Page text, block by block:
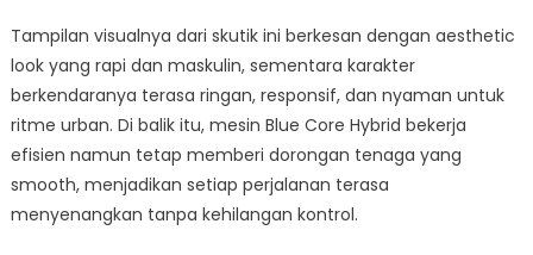
Tampilan visualnya dari skutik ini berkesan dengan aesthetic
look yang rapi dan maskulin, sementara karakter
berkendaranya terasa ringan, responsif, dan nyaman untuk
ritme urban. Di balik itu, mesin Blue Core Hybrid bekerja
efisien namun tetap memberi dorongan tenaga yang
smooth, menjadikan setiap perjalanan terasa
menyenangkan tanpa kehilangan kontrol.